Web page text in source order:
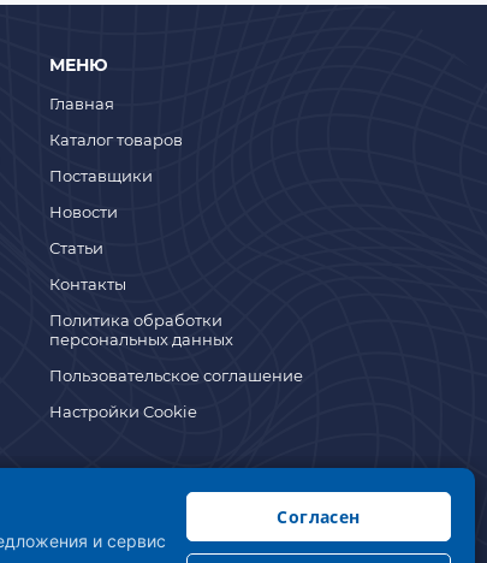
МЕНЮ
Главная
Каталог товаров
Поставщики
Новости
Статьи
Контакты
Политика обработки
персональных данных
Пользовательское соглашение
Настройки Cookie
свою деятельность с соблюдением
и сервис
Согласен